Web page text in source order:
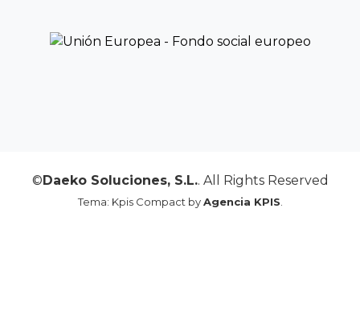
© Daeko Soluciones, S.L.. All Rights Reserved
Tema: Kpis Compact byAgencia KPIS.